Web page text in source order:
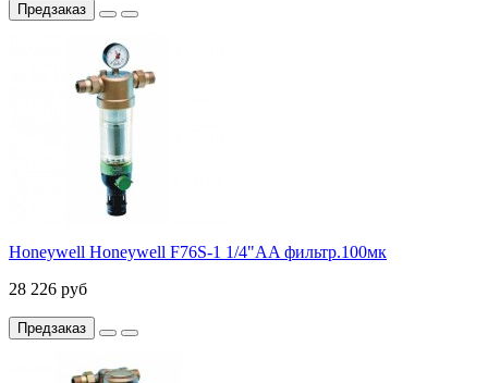
Предзаказ
Honeywell Honeywell F76S-1 1/4"AA фильтр.100мк
28 226 руб
Предзаказ